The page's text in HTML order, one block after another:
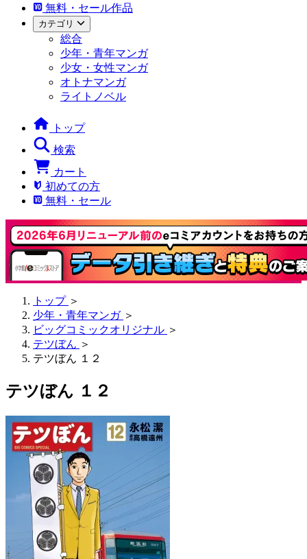
無料・セール作品
カテゴリ
総合
少年・青年マンガ
少女・女性マンガ
オトナマンガ
ライトノベル
トップ
検索
カート
初めての方
無料・セール
トップ ＞
少年・青年マンガ ＞
ビッグコミックオリジナル ＞
テツぼん ＞
テツぼん １２
テツぼん １２